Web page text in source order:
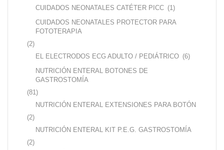
CUIDADOS NEONATALES CATÉTER PICC (1)
CUIDADOS NEONATALES PROTECTOR PARA
FOTOTERAPIA
(2)
EL ELECTRODOS ECG ADULTO / PEDIÁTRICO (6)
NUTRICIÓN ENTERAL BOTONES DE
GASTROSTOMÍA
(81)
NUTRICIÓN ENTERAL EXTENSIONES PARA BOTÓN
(2)
NUTRICIÓN ENTERAL KIT P.E.G. GASTROSTOMÍA
(2)